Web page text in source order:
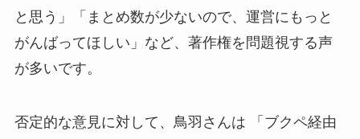
と思う」「まとめ数が少ないので、運営にもっと
がんばってほしい」など、著作権を問題視する声
が多いです。
否定的な意見に対して、鳥羽さんは 「ブクペ経由